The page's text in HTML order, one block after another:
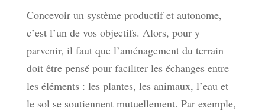
Concevoir un système productif et autonome,
c’est l’un de vos objectifs. Alors, pour y
parvenir, il faut que l’aménagement du terrain
doit être pensé pour faciliter les échanges entre
les éléments : les plantes, les animaux, l’eau et
le sol se soutiennent mutuellement. Par exemple,